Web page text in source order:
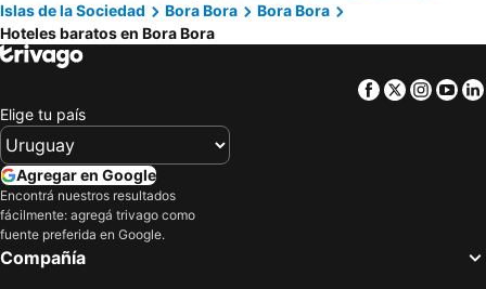
Islas de la Sociedad
Bora Bora
Bora Bora
Hoteles baratos en Bora Bora
Facebook
Twitter
Elige tu país
Agregar en Google
Encontrá nuestros resultados
fácilmente: agregá trivago como
fuente preferida en Google.
Compañía